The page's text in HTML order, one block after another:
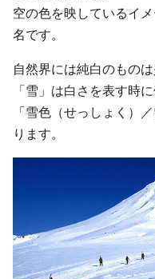
空の色を映しているイ
名です。
自然界には純白のもの
「雪」は白さを表す時
「雪色（せっしょく）
ります。